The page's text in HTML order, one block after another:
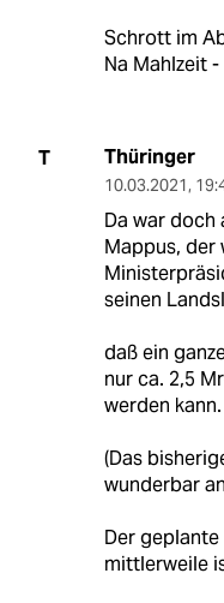
Schrott im
Na Mahlzeit -
T Thüringer
10.03.2021,
Da war doch
Mappus, der
seinen
daß ein
nur ca. 2,5
werden kann.
(Das
wunderbar
Der
mittlerweile